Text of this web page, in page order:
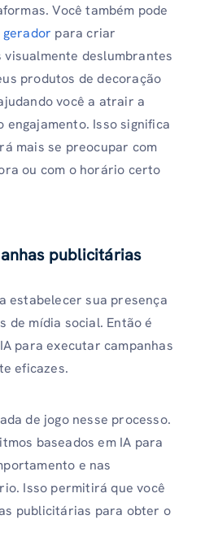
Você também pode
para criar
visualmente deslumbrantes
produtos de decoração
você a atrair a
engajamento. Isso significa
mais se preocupar com
ou com o horário certo
publicitárias
estabelecer sua presença
de mídia social. Então é
para executar campanhas
eficazes.
de jogo nesse processo.
baseados em IA para
e nas
Isso permitirá que você
publicitárias para obter o